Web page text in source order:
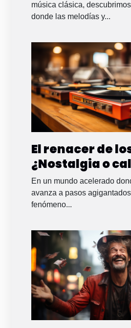
música clásica,
donde las melodías y...
El renacer de
¿Nostalgia o
sonido?
En un mundo acelerado
avanza a pasos
fenómeno...